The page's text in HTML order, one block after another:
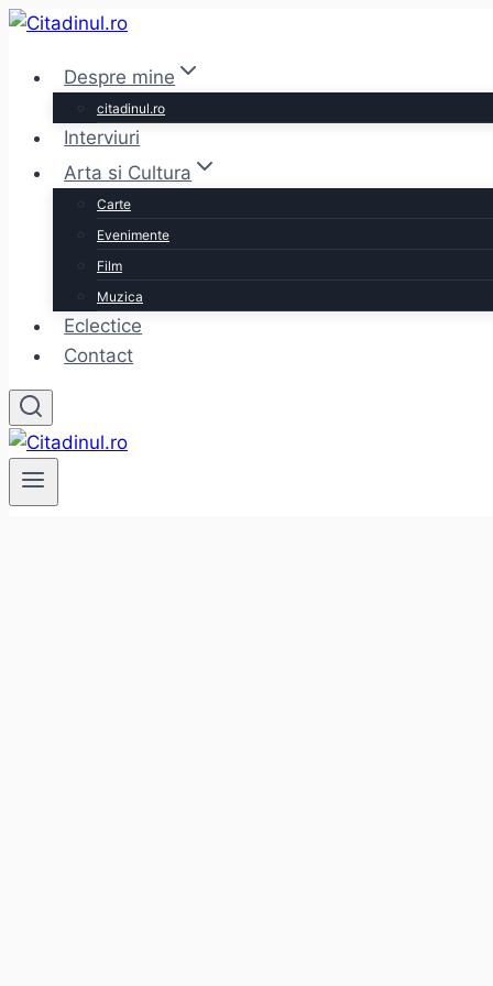
Skip
contentDespre mine
citadinul.ro
Interviuri
Arta si Cultura
Carte
Evenimente
Film
Muzica
Eclectice
Contact